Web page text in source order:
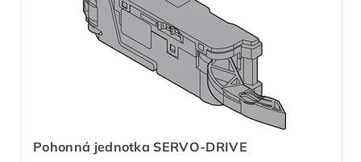
Pohonná jednotka SERVO-DRIVE